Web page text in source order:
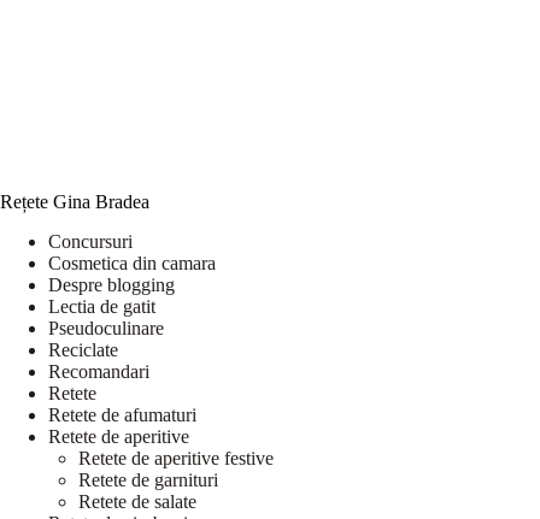
Rețete Gina Bradea
Concursuri
Cosmetica din camara
Despre blogging
Lectia de gatit
Pseudoculinare
Reciclate
Recomandari
Retete
Retete de afumaturi
Retete de aperitive
Retete de aperitive festive
Retete de garnituri
Retete de salate